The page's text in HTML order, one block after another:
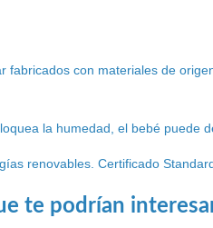
con materiales de
la humedad, el bebé puede
renovables. Certificado
te podrían